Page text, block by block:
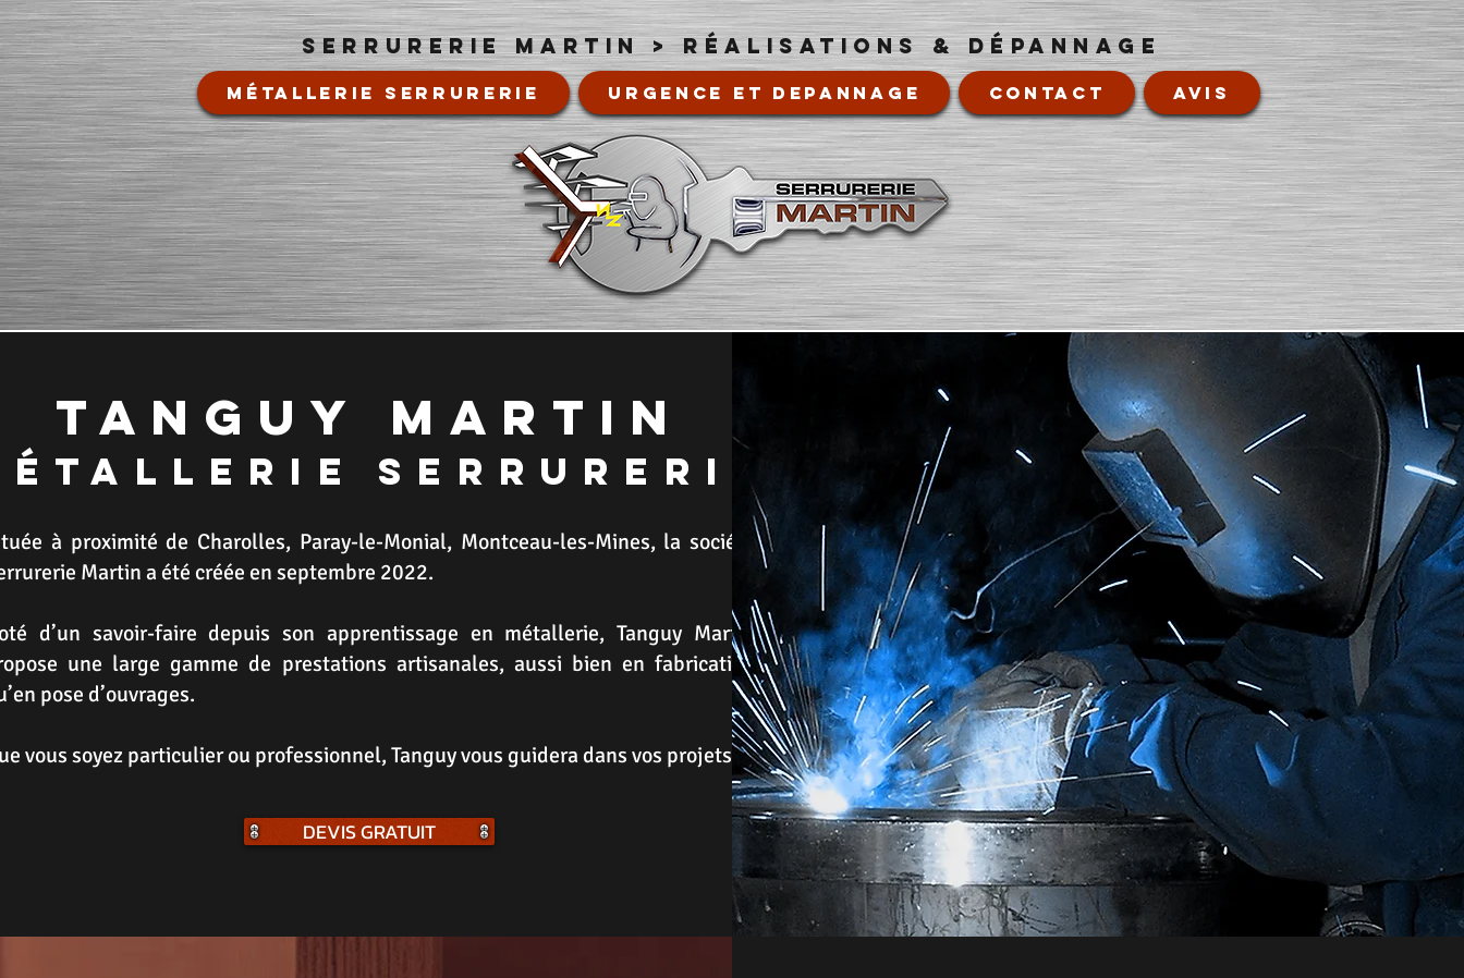
serrurerie martin > RéALISATIONS & DÉPANNAGE
MÉTALLERIE SERRURERIE URGENCE ET DEPANNAGE CONTACT AVIS
tanguy Martin
serrurerie
à proximité de Charolles, Paray-le-Monial, Montceau-les-Mines, la société
Martin a été créée en septembre 2022.
d’un savoir-faire depuis son apprentissage en métallerie, Tanguy Martin
une large gamme de prestations artisanales, aussi bien en fabrication
pose d’ouvrages.
vous soyez particulier ou professionnel, Tanguy vous guidera dans vos projets.
DEVIS GRATUIT